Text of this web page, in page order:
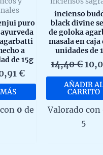
puro
a
de 15g
era:
€.
€El
precio
es:
0 de
incienso
black divine
de goloka
masala en caja
unidades de
14,40€El
era:
AÑADIR
CARRITO
Valorado con
5